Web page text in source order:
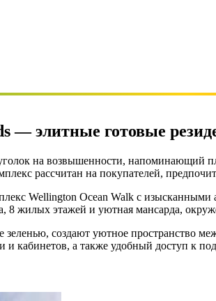
— элитные готовые
на возвышенности, напоминающий
рассчитан на покупателей,
Wellington Ocean Walk с
8 жилых этажей и уютная мансарда,
создают уютное пространство
кабинетов, а также удобный доступ к